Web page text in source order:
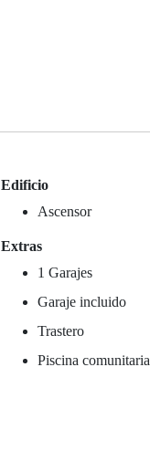
Edificio
Ascensor
Extras
1 Garajes
Garaje incluido
Trastero
Piscina comunitaria